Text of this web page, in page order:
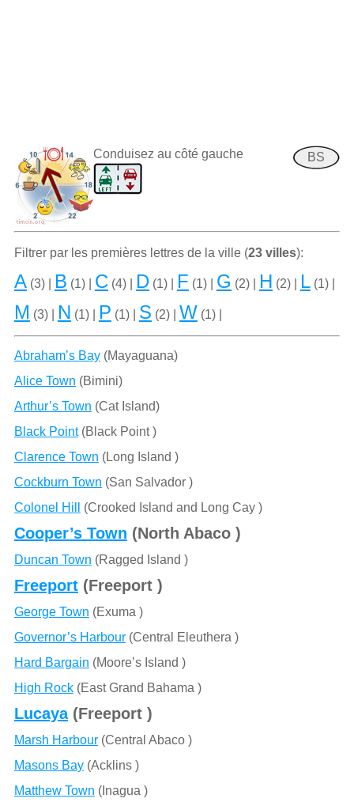
BS
Conduisez au côté gauche
Filtrer par les premiѐres lettres de la ville (23 villes):
A(3) | B (1) | C (4) | D(1) | F (1) | G (2) | H (2) | L(1) |
M (3) | N (1) | P (1) | S (2) | W (1) |
Abraham’s Bay(Mayaguana)
Alice Town (Bimini)
Arthur’s Town (Cat Island)
Black Point(Black Point )
Clarence Town (Long Island )
Cockburn Town (San Salvador )
Colonel Hill
(Crooked Island and Long Cay )
Cooper’s Town (North Abaco )
Duncan Town (Ragged Island )
Freeport(Freeport )
George Town (Exuma )
Governor’s Harbour(Central Eleuthera )
Hard Bargain (Moore’s Island )
High Rock(East Grand Bahama )
Lucaya(Freeport )
Marsh Harbour(Central Abaco )
Masons Bay(Acklins )
Matthew Town (Inagua )